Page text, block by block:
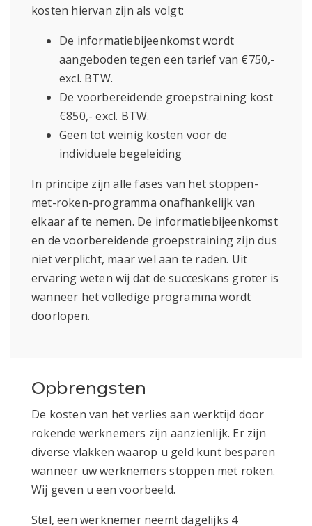
kosten hiervan zijn als volgt:
De informatiebijeenkomst wordt
aangeboden tegen een tarief van €750,-
excl. BTW.
De voorbereidende groepstraining kost
€850,- excl. BTW.
Geen tot weinig kosten voor de
individuele begeleiding
In principe zijn alle fases van het stoppen-
met-roken-programma onafhankelijk van
elkaar af te nemen. De informatiebijeenkomst
en de voorbereidende groepstraining zijn dus
niet verplicht, maar wel aan te raden. Uit
ervaring weten wij dat de succeskans groter is
wanneer het volledige programma wordt
doorlopen.
Opbrengsten
De kosten van het verlies aan werktijd door
rokende werknemers zijn aanzienlijk. Er zijn
diverse vlakken waarop u geld kunt besparen
wanneer uw werknemers stoppen met roken.
Wij geven u een voorbeeld.
Stel, een werknemer neemt dagelijks 4